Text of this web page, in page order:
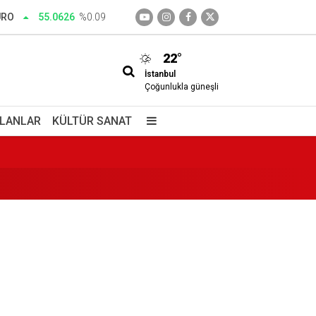
55.0626 %0.09
22°
İstanbul
Çoğunlukla güneşli
KÜLTÜR SANAT